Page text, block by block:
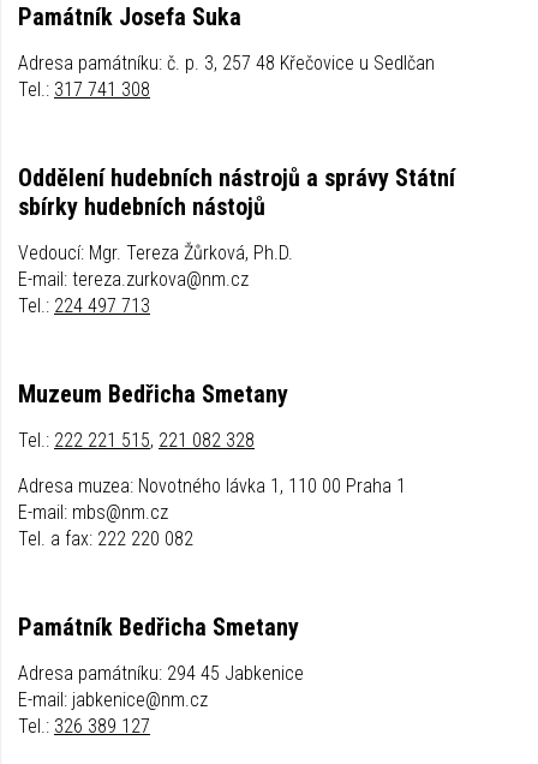
Památník Josefa Suka
Adresa památníku: č. p. 3, 257 48 Křečovice u Sedlčan
Tel.: 317 741 308
Oddělení hudebních nástrojů a správy Státní
sbírky hudebních nástojů
Vedoucí: Mgr. Tereza Žůrková, Ph.D.
E-mail: tereza.zurkova@nm.cz
Tel.: 224 497 713
Muzeum Bedřicha Smetany
Tel.: 222 221 515, 221 082 328
Adresa muzea: Novotného lávka 1, 110 00 Praha 1
E-mail: mbs@nm.cz
Tel. a fax: 222 220 082
Památník Bedřicha Smetany
Adresa památníku: 294 45 Jabkenice
E-mail: jabkenice@nm.cz
Tel.: 326 389 127